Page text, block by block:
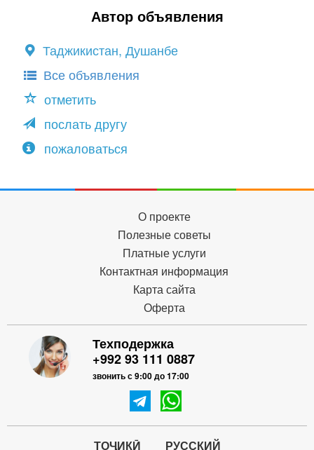
Автор объявления
Таджикистан, Душанбе
Все объявления
отметить
послать другу
пожаловаться
О проекте
Полезные советы
Платные услуги
Контактная информация
Карта сайта
Оферта
Техподержка
+992 93 111 0887
звонить с 9:00 до 17:00
ТОҶИКӢ РУССКИЙ